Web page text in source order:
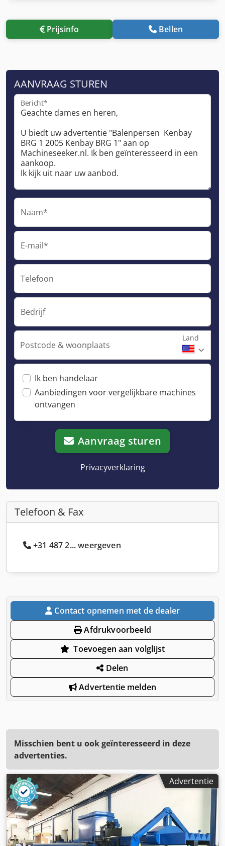
Prijsinfo Bellen
AANVRAAG STUREN
Bericht*
Naam*
E-mail*
Telefoon
Bedrijf
Postcode & woonplaats
Land
Ik ben handelaar
Aanbiedingen voor vergelijkbare machines
ontvangen
Aanvraag sturen
Privacyverklaring
Telefoon & Fax
+31 487 2... weergeven
Contact opnemen met de dealer
Afdrukvoorbeeld
Toevoegen aan volglijst
Delen
Advertentie melden
Misschien bent u ook geïnteresseerd in deze
advertenties.
Advertentie